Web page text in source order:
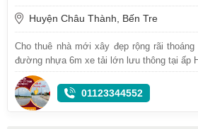
Huyện Châu Thành, Bến Tre
Cho thuê nhà mới xây đẹp rộng rãi
đường nhựa 6m xe tải lớn lưu thông tại ấp
01123344552